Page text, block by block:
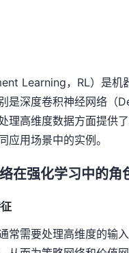
Learning，RL）是机
是深度卷积神经网络
理高维度数据方面提供
应用场景中的实例。
在强化学习中的角
常需要处理高维度的输